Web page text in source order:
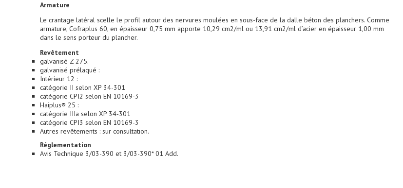
Armature
Le crantage latéral scelle le profil autour des nervures moulées en sous-face de la dalle béton des planchers. Comme
armature, Cofraplus 60, en épaisseur 0,75 mm apporte 10,29 cm2/ml ou 13,91 cm2/ml d’acier en épaisseur 1,00 mm
dans le sens porteur du plancher.
Revêtement
galvanisé Z 275.
galvanisé prélaqué :
Intérieur 12 :
catégorie II selon XP 34-301
catégorie CPI2 selon EN 10169-3
Haiplus® 25 :
catégorie IIIa selon XP 34-301
catégorie CPI3 selon EN 10169-3
Autres revêtements : sur consultation.
Réglementation
Avis Technique 3/03-390 et 3/03-390* 01 Add.